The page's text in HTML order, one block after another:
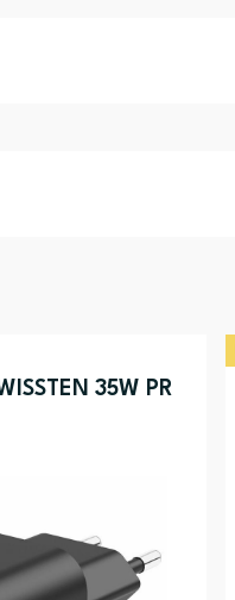
35W PR